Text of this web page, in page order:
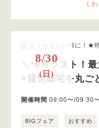
く
8/30
(日)
＼*8月ラスト！
×貸切邸宅を丸ご
開催時間 09:00〜/09:30
BIGフェア おすすめ